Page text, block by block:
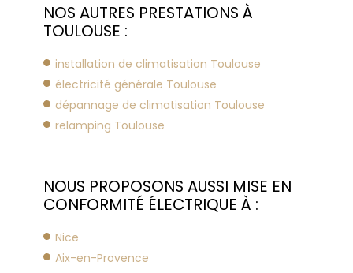
NOS AUTRES PRESTATIONS À
TOULOUSE :
installation de climatisation Toulouse
électricité générale Toulouse
dépannage de climatisation Toulouse
relamping Toulouse
NOUS PROPOSONS AUSSI MISE EN
CONFORMITÉ ÉLECTRIQUE À :
Nice
Aix-en-Provence